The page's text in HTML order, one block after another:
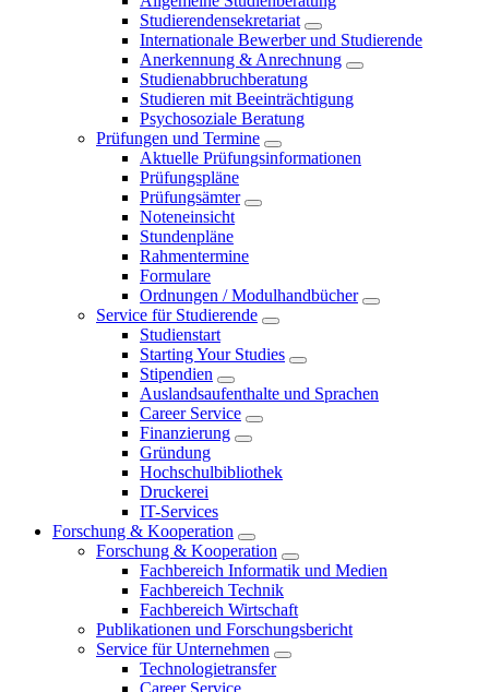
Studierendensekretariat
Internationale Bewerber und Studierende
Anerkennung & Anrechnung
Studienabbruchberatung
Studieren mit Beeinträchtigung
Psychosoziale Beratung
Prüfungen und Termine
Aktuelle Prüfungsinformationen
Prüfungspläne
Prüfungsämter
Noteneinsicht
Stundenpläne
Rahmentermine
Formulare
Ordnungen / Modulhandbücher
Service für Studierende
Studienstart
Starting Your Studies
Stipendien
Auslandsaufenthalte und Sprachen
Career Service
Finanzierung
Gründung
Hochschulbibliothek
Druckerei
IT-Services
Forschung & Kooperation
Forschung & Kooperation
Fachbereich Informatik und Medien
Fachbereich Technik
Fachbereich Wirtschaft
Publikationen und Forschungsbericht
Service für Unternehmen
Technologietransfer
Career Service